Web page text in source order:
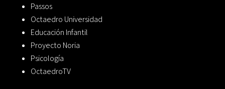
Passos
Octaedro Universidad
Educación Infantil
Proyecto Noria
Psicología
OctaedroTV